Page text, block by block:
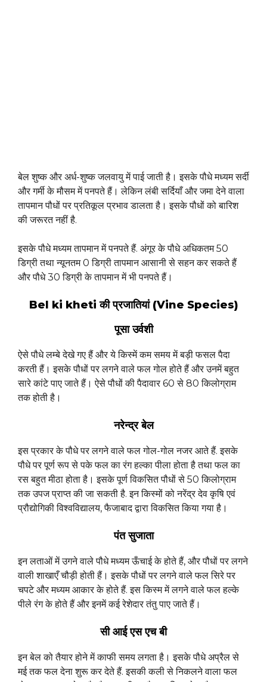
बेल शुष्क और अर्ध-शुष्क जलवायु में पाई जाती है। इसके पौधे मध्यम सर्दी
और गर्मी के मौसम में पनपते हैं। लेकिन लंबी सर्दियाँ और जमा देने वाला
तापमान पौधों पर प्रतिकूल प्रभाव डालता है। इसके पौधों को बारिश
की जरूरत नहीं है.
इसके पौधे मध्यम तापमान में पनपते हैं. अंगूर के पौधे अधिकतम 50
डिग्री तथा न्यूनतम 0 डिग्री तापमान आसानी से सहन कर सकते हैं
और पौधे 30 डिग्री के तापमान में भी पनपते हैं।
Bel ki kheti की प्रजातियां (Vine Species)
पूसा उर्वशी
ऐसे पौधे लम्बे देखे गए हैं और ये किस्में कम समय में बड़ी फसल पैदा
करती हैं। इसके पौधों पर लगने वाले फल गोल होते हैं और उनमें बहुत
सारे कांटे पाए जाते हैं। ऐसे पौधों की पैदावार 60 से 80 किलोग्राम
तक होती है।
नरेन्द्र बेल
इस प्रकार के पौधे पर लगने वाले फल गोल-गोल नजर आते हैं. इसके
पौधे पर पूर्ण रूप से पके फल का रंग हल्का पीला होता है तथा फल का
रस बहुत मीठा होता है। इसके पूर्ण विकसित पौधों से 50 किलोग्राम
तक उपज प्राप्त की जा सकती है. इन किस्मों को नरेंद्र देव कृषि एवं
प्रौद्योगिकी विश्वविद्यालय, फैजाबाद द्वारा विकसित किया गया है।
पंत सुजाता
इन लताओं में उगने वाले पौधे मध्यम ऊँचाई के होते हैं, और पौधों पर लगने
वाली शाखाएँ चौड़ी होती हैं। इसके पौधों पर लगने वाले फल सिरे पर
चपटे और मध्यम आकार के होते हैं. इस किस्म में लगने वाले फल हल्के
पीले रंग के होते हैं और इनमें कई रेशेदार तंतु पाए जाते हैं।
सी आई एस एच बी
इन बेल को तैयार होने में काफी समय लगता है। इसके पौधे अप्रैल से
मई तक फल देना शुरू कर देते हैं. इसकी कली से निकलने वाला फल